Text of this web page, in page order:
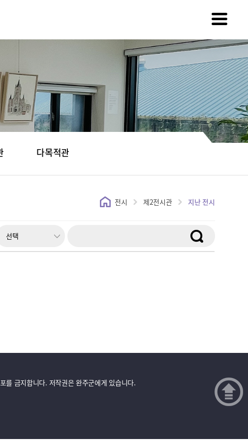
다목적관
전시 제2전시관 지난 전시
금지합니다. 저작권은 완주군에게 있습니다.